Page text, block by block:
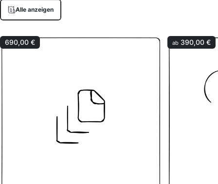
Alle anzeigen
690,00 € ab390,00 €